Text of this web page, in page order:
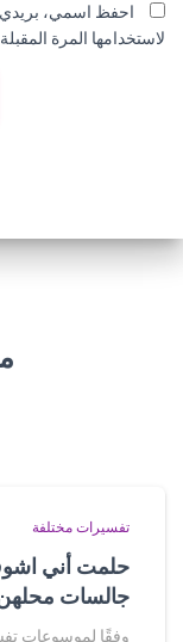
احفظ اسمي، بريدي
لاستخدامها المرة
تفسيرات مختلفة
حلمت أني اشوف
جالسات
وفقًا لموسوعات